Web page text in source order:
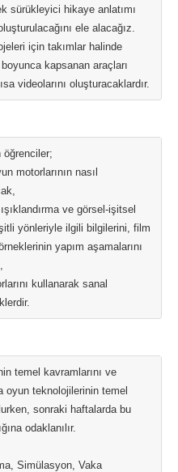
sürükleyici hikaye anlatımı
ele alacağız.
için takımlar halinde
kapsanan araçları
videolarını oluşturacaklardır.
öğrenciler;
motorlarının nasıl
ve görsel-işitsel
yönleriyle ilgili bilgilerini, film
yapım aşamalarını
kullanarak sanal
temel kavramlarını ve
oyun teknolojilerinin temel
sonraki haftalarda bu
odaklanılır.
Simülasyon, Vaka